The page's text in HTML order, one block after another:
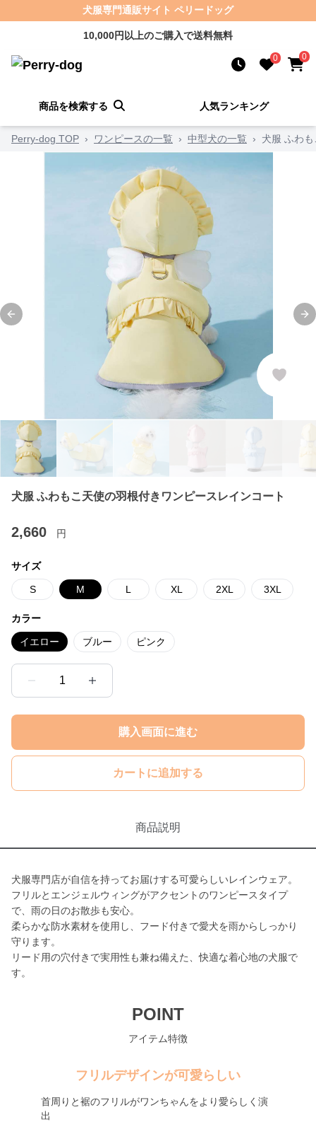
犬服専門通販サイト ペリードッグ
10,000円以上のご購入で送料無料
0 0
商品を検索する 人気ランキング
Perry-dog TOP › ワンピースの一覧 › 中型犬の一覧 › 犬服 ふわ
Previous slide
犬服 ふわもこ天使の羽根付きワンピースレインコート
2,660 円
サイズ
S M L XL 2XL 3XL
カラー
イエロー ブルー ピンク
1
購入画面に進む
カートに追加する
商品説明
犬服専門店が自信を持ってお届けする可愛らしいレインウェア。
フリルとエンジェルウィングがアクセントのワンピースタイプ
で、雨の日のお散歩も安心。
柔らかな防水素材を使用し、フード付きで愛犬を雨からしっかり
守ります。
リード用の穴付きで実用性も兼ね備えた、快適な着心地の犬服で
す。
POINT
アイテム特徴
フリルデザインが可愛らしい
首周りと裾のフリルがワンちゃんをより愛らしく演
出